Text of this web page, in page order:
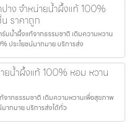
าง จำหน่ายน้ำผึ้งแท้ 100%
ราคาถูก
มน้ำผึ้งแท้จากธรรมชาติ เติมความหวาน
ประโยชน์มากมาย บริการส่ง
ยน้ำผึ้งแท้ 100% หอม หวาน
จากธรรมชาติ เติมความหวานเพื่อสุขภาพ
ากมาย บริการส่งได้ทั่ว